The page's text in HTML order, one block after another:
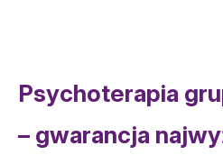
Psychoterapia
– gwarancja